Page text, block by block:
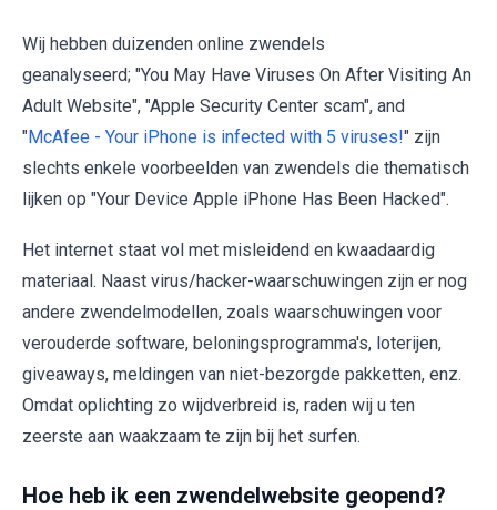
Wij hebben duizenden online zwendels
geanalyseerd; "You May Have Viruses On After Visiting An
Adult Website", "Apple Security Center scam", and
"McAfee - Your iPhone is infected with 5 viruses!" zijn
slechts enkele voorbeelden van zwendels die thematisch
lijken op "Your Device Apple iPhone Has Been Hacked".
Het internet staat vol met misleidend en kwaadaardig
materiaal. Naast virus/hacker-waarschuwingen zijn er nog
andere zwendelmodellen, zoals waarschuwingen voor
verouderde software, beloningsprogramma's, loterijen,
giveaways, meldingen van niet-bezorgde pakketten, enz.
Omdat oplichting zo wijdverbreid is, raden wij u ten
zeerste aan waakzaam te zijn bij het surfen.
Hoe heb ik een zwendelwebsite geopend?